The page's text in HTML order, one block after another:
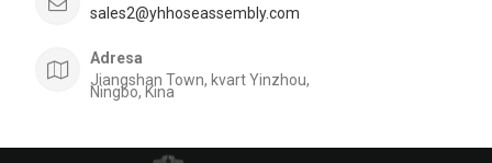
sales2@yhhoseassembly.com
Adresa
Jiangshan Town, kvart Yinzhou,
Ningbo, Kina